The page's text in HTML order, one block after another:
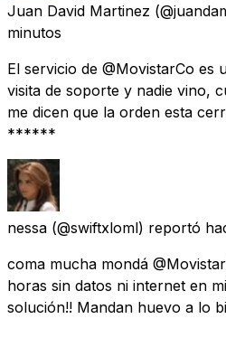
Juan David Martinez
minutos
El servicio de @MovistarCo
visita de soporte y nadie vino,
me dicen que la orden esta
******
nessa (@swiftxloml) reportó
coma mucha mondá
horas sin datos ni internet en
solución!! Mandan huevo a lo